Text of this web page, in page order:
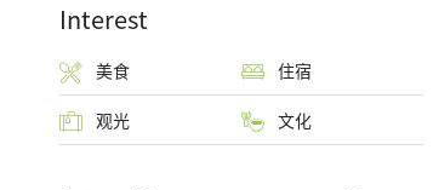
Interest
美食 住宿
观光 文化